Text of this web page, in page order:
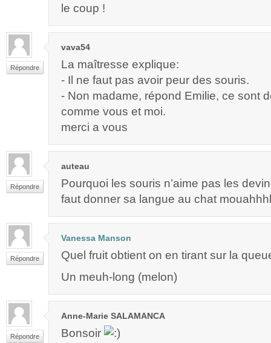
le coup !
Répondre
vava54
La maîtresse explique:
- Il ne faut pas avoir peur des souris.
- Non madame, répond Emilie, ce sont
comme vous et moi.
merci a vous
Répondre
auteau
Pourquoi les souris n’aime pas les
faut donner sa langue au chat
Répondre
Vanessa Manson
Quel fruit obtient on en tirant sur la
Un meuh-long (melon)
Répondre
Anne-Marie SALAMANCA
Bonsoir